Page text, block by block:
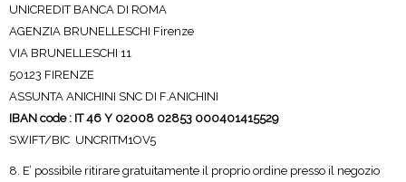
UNICREDIT BANCA DI ROMA
AGENZIA BRUNELLESCHI Firenze
VIA BRUNELLESCHI 11
50123 FIRENZE
ASSUNTA ANICHINI SNC DI F.ANICHINI
IBAN code : IT 46 Y 02008 02853 000401415529
SWIFT/BIC UNCRITM1OV5
8. E’ possibile ritirare gratuitamente il proprio ordine presso il negozio